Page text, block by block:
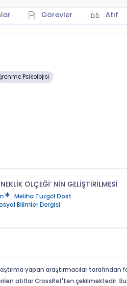
Görevler Atıf
Psikolojisi
ÖLÇEĞİ’ NİN GELİŞTİRİLMESİ
, Meliha Tuzgöl Dost
Bilimler Dergisi
yapan araştırmacılar
atıflar CrossRef'ten çekilmektedir.